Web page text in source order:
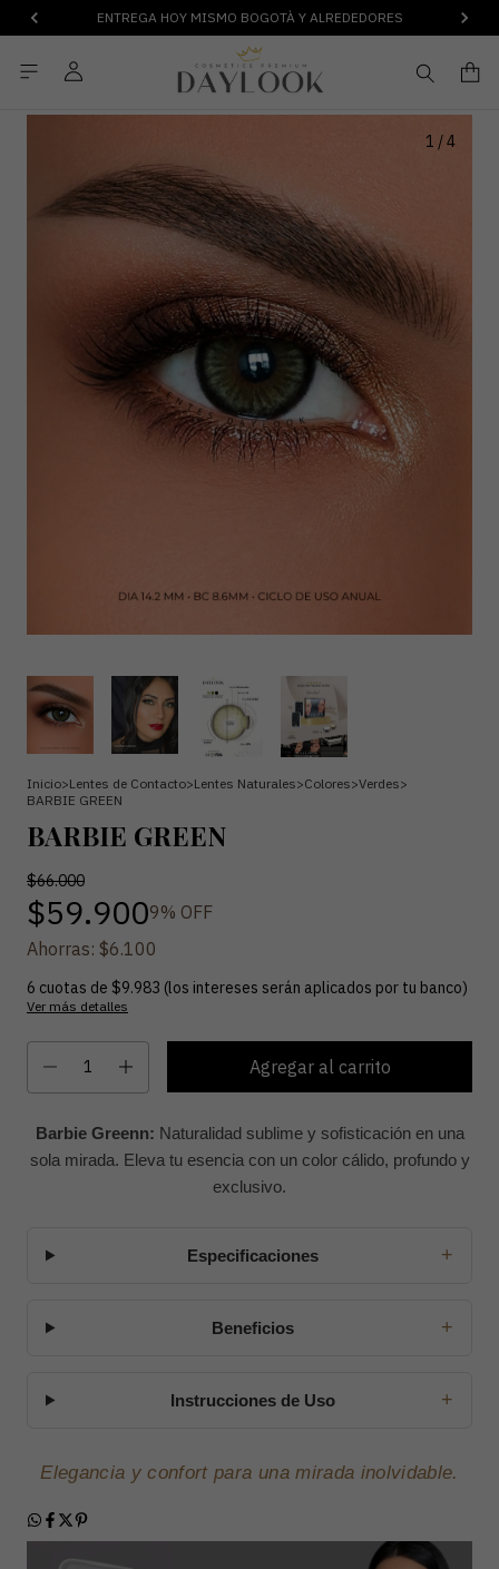
ENTREGA HOY MISMO BOGOTÀ Y ALREDEDORES
1 /4
Inicio>Lentes de Contacto>Lentes Naturales>Colores>Verdes>
BARBIE GREEN
BARBIE GREEN
$66.000
$59.9009% OFF
Ahorras: $6.100
6 cuotas de $9.983 (los intereses serán aplicados por tu banco)
Ver más detalles
Barbie Greenn: Naturalidad sublime y sofisticación en una
sola mirada. Eleva tu esencia con un color cálido, profundo y
exclusivo.
Especificaciones +
Beneficios +
Instrucciones de Uso +
Elegancia y confort para una mirada inolvidable.